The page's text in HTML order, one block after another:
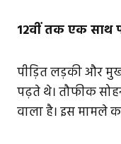
12वीं तक एक साथ
पीड़ित लड़की और
पढ़ते थे। तौफीक
वाला है। इस मामले